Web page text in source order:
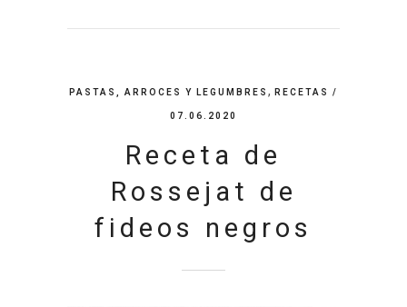
PASTAS, ARROCES Y LEGUMBRES , RECETAS /
07.06.2020
Receta de
Rossejat de
fideos negros